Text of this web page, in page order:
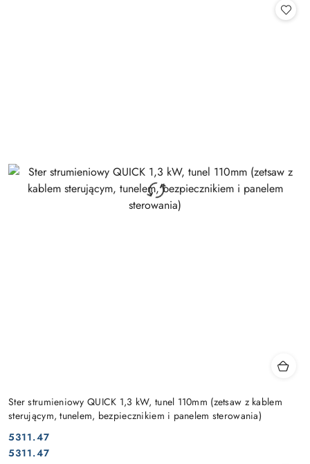
Ster strumieniowy QUICK 1,3 kW, tunel 110mm (zetsaw z kablem
sterującym, tunelem, bezpiecznikiem i panelem sterowania)
Cena:
5311.47
Cena:
5311.47